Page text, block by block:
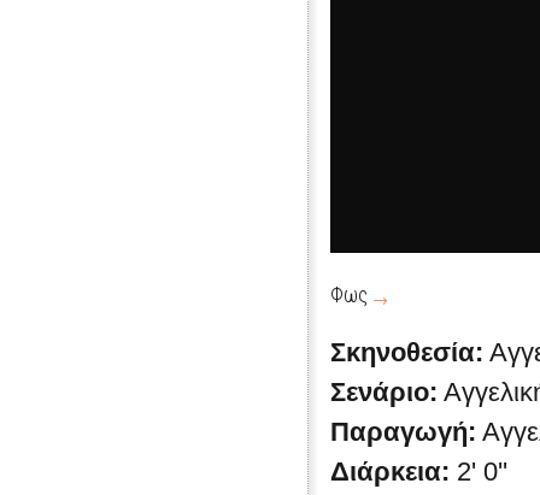
Φως
Σκηνοθεσία:
Σενάριο:
Παραγωγή:
Διάρκεια: 2' 0''